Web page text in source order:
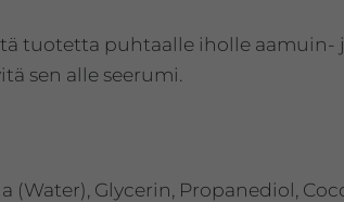
tuotetta puhtaalle iholle aamuin-
sen alle seerumi.
(Water), Glycerin, Propanediol,